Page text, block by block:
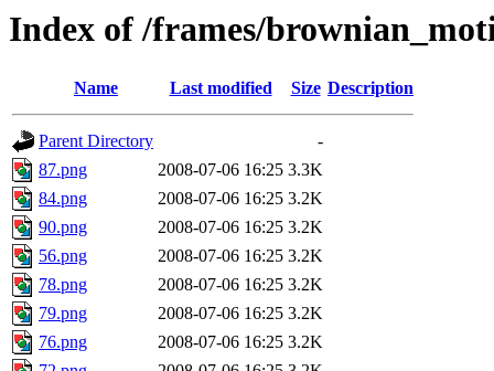
Index of /frames/
Name Last modified Size Description
Parent Directory
-
87.png
2008-07-06 16:25 3.3K
84.png
2008-07-06 16:25 3.2K
90.png
2008-07-06 16:25 3.2K
56.png
2008-07-06 16:25 3.2K
78.png
2008-07-06 16:25 3.2K
79.png
2008-07-06 16:25 3.2K
76.png
2008-07-06 16:25 3.2K